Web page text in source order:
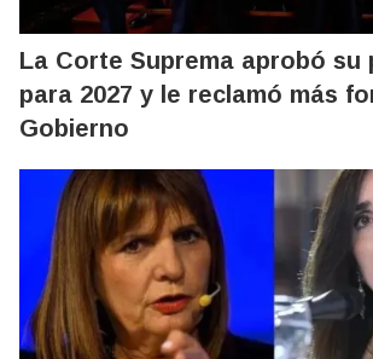
La Corte Suprema aprobó su
para 2027 y le reclamó más
Gobierno